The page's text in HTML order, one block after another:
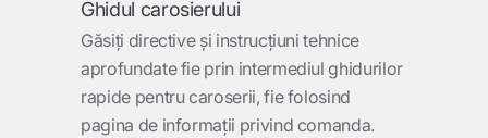
Ghidul carosierului
Găsiţi directive şi instrucţiuni tehnice
aprofundate fie prin intermediul ghidurilor
rapide pentru caroserii, fie folosind
pagina de informaţii privind comanda.